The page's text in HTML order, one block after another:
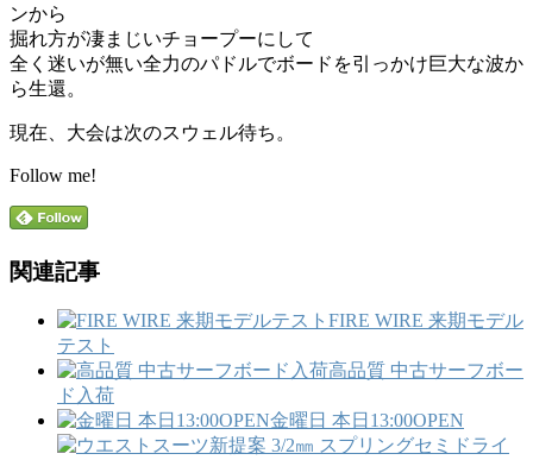
ンから
掘れ方が凄まじいチョープーにして
全く迷いが無い全力のパドルでボードを引っかけ巨大な波か
ら生還。
現在、大会は次のスウェル待ち。
Follow me!
関連記事
FIRE WIRE 来期モデル
テスト
高品質 中古サーフボー
ド入荷
金曜日 本日13:00OPEN